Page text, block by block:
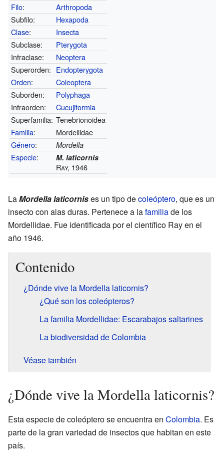
Filo:
Arthropoda
Subfilo:
Hexapoda
Clase:
Insecta
Subclase:
Pterygota
Infraclase:
Neoptera
Superorden: Endopterygota
Orden:
Coleoptera
Suborden:
Polyphaga
Infraorden:
Cucujiformia
Superfamilia: Tenebrionoidea
Familia:
Mordellidae
Género: Mordella
Especie: M. laticornis
Ray, 1946
LaMordella laticornises un tipo decoleóptero, que es un
insecto con alas duras. Pertenece a lafamiliade los
Mordellidae. Fue identificada por el científico Ray en el
año 1946.
Contenido
¿Dónde vive la Mordella laticornis?
¿Qué son los coleópteros?
La familia Mordellidae: Escarabajos saltarines
La biodiversidad de Colombia
Véase también
¿Dónde vive la Mordella laticornis?
Esta especie de coleóptero se encuentra en Colombia. Es
parte de la gran variedad de insectos que habitan en este
país.